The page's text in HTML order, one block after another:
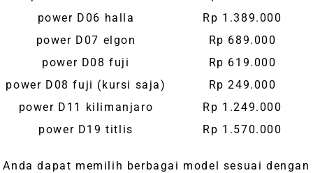
power D06 halla
Rp 1.389.000
power D07 elgon
Rp 689.000
power D08 fuji
Rp 619.000
power D08 fuji (kursi saja)
Rp 249.000
power D11 kilimanjaro
Rp 1.249.000
power D19 titlis
Rp 1.570.000
Anda dapat memilih berbagai model sesuai dengan